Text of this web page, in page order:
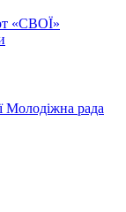
«СВОЇ»
Молодіжна рада